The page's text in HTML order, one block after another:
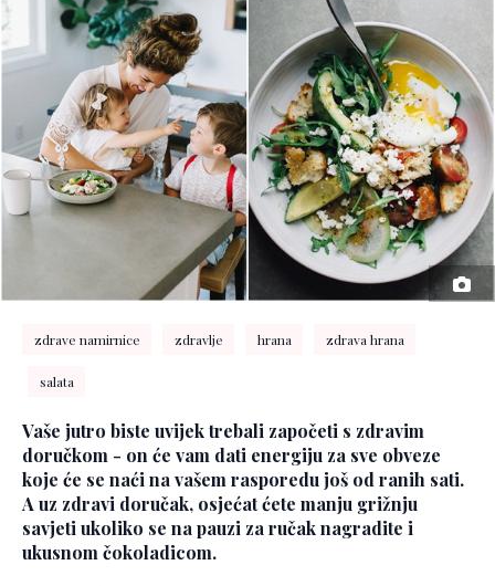
zdrave namirnice zdravlje hrana zdrava hrana
salata
Vaše jutro biste uvijek trebali započeti s zdravim
doručkom - on će vam dati energiju za sve obveze
koje će se naći na vašem rasporedu još od ranih sati.
A uz zdravi doručak, osjećat ćete manju grižnju
savjeti ukoliko se na pauzi za ručak nagradite i
ukusnom čokoladicom.